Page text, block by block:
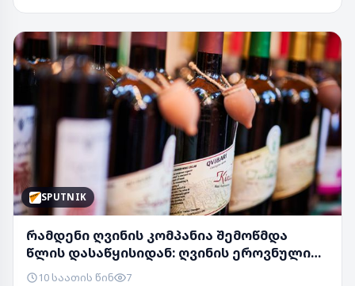
SPUTNIK
რამდენი ღვინის კომპანია შემოწმდა
წლის დასაწყისიდან: ღვინის ეროვნული
სააგენტოს მო...
10 საათის წინ 7